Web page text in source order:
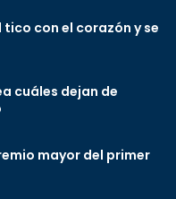
con el corazón y se
cuáles dejan de
mayor del primer